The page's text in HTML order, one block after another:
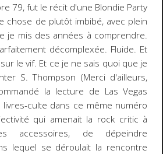
79, fut le récit d'une Blondie Party
chose de plutôt imbibé, avec plein
je mis des années à comprendre.
décomplexée. Fluide. Et
le vif. Et ce je ne sais quoi que je
S. Thompson (Merci d'ailleurs,
la lecture de Las Vegas
culte dans ce même numéro
qui amenait la rock critic à
accessoires, de dépeindre
lequel se déroulait la rencontre